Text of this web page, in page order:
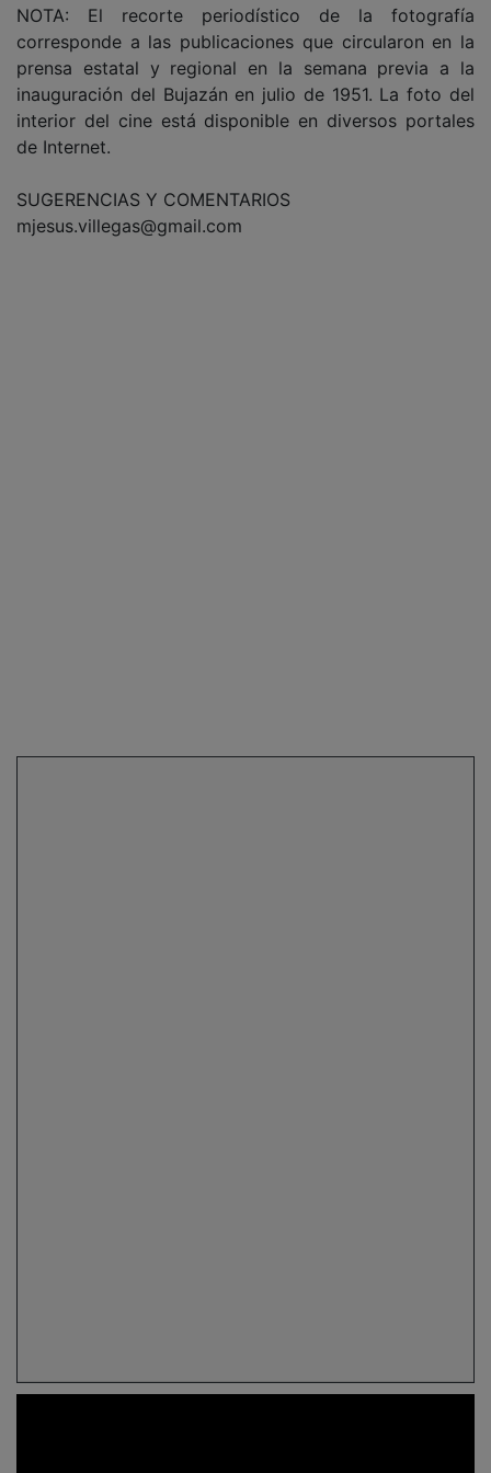
NOTA: El recorte periodístico de la fotografía
corresponde a las publicaciones que circularon en la
prensa estatal y regional en la semana previa a la
inauguración del Bujazán en julio de 1951. La foto del
interior del cine está disponible en diversos portales
de Internet.
SUGERENCIAS Y COMENTARIOS
mjesus.villegas@gmail.com